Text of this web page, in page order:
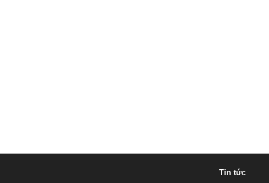
Tin tức